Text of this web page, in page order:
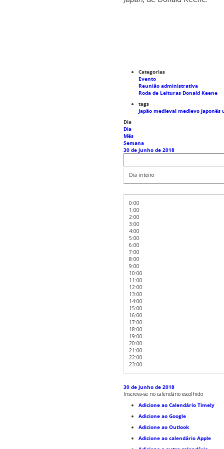
Categorias
Evento
Reunião administrativa
Roda de Leituras Donald Keene
tags
Japão medieval medievo japonês
Dia
Dia
Mês
Semana
30 de junho de 2018
Dia inteiro
0:00
1:00
2:00
3:00
4:00
5:00
6:00
7:00
8:00
9:00
10:00
11:00
12:00
13:00
14:00
15:00
16:00
17:00
18:00
19:00
20:00
21:00
22:00
23:00
30 de junho de 2018
Inscreva-se no calendário escolhido
Adicione ao Calendário Timely
Adicione ao Google
Adicione ao Outlook
Adicione ao calendário Apple